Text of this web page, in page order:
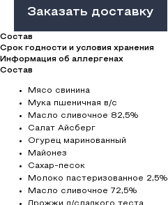
Заказать доставку
Состав
Срок годности и условия хранения
Информация об аллергенах
Состав
Мясо свинина
Мука пшеничная в/с
Масло сливочное 82,5%
Салат Айсберг
Огурец маринованный
Майонез
Сахар-песок
Молоко пастеризованное 2,5%
Масло сливочное 72,5%
Дрожжи д/сладкого теста